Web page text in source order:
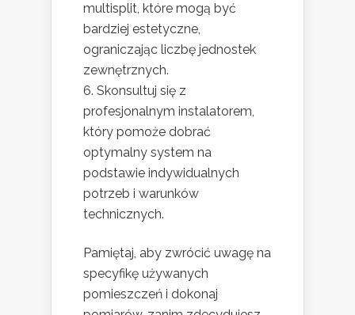
multisplit, które mogą być
bardziej estetyczne,
ograniczając liczbę jednostek
zewnętrznych.
Skonsultuj się z
profesjonalnym instalatorem,
który pomoże dobrać
optymalny system na
podstawie indywidualnych
potrzeb i warunków
technicznych.
Pamiętaj, aby zwrócić uwagę na
specyfikę używanych
pomieszczeń i dokonaj